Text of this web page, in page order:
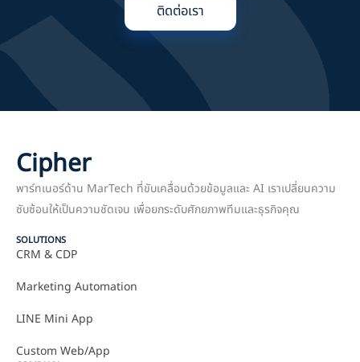
ติดต่อเรา
Cipher
พาร์ทเนอร์ด้าน MarTech ที่ขับเคลื่อนด้วยข้อมูลและ AI เราเปลี่ยนความ
ซับซ้อนให้เป็นความชัดเจน เพื่อยกระดับศักยภาพทีมและธุรกิจคุณ
SOLUTIONS
CRM & CDP
Marketing Automation
LINE Mini App
Custom Web/App